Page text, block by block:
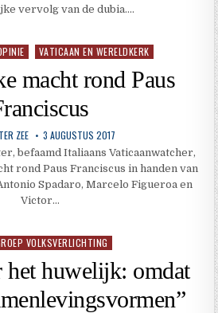
vervolg van de dubia….
VATICAAN EN WERELDKERK
macht rond Paus
ZEE 3 AUGUSTUS 2017
befaamd Italiaans Vaticaanwatcher,
rond Paus Franciscus in handen van
Spadaro, Marcelo Figueroa en
Victor…
VOLKSVERLICHTING
het huwelijk: omdat